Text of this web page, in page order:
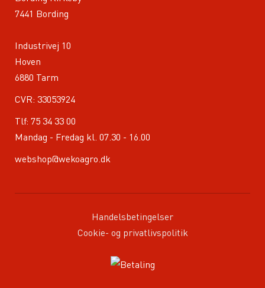
7441 Bording
Industrivej 10
Hoven
6880 Tarm
CVR: 33053924
Tlf: 75 34 33 00
Mandag - Fredag kl. 07.30 - 16.00
webshop@wekoagro.dk
Handelsbetingelser
Cookie- og privatlivspolitik